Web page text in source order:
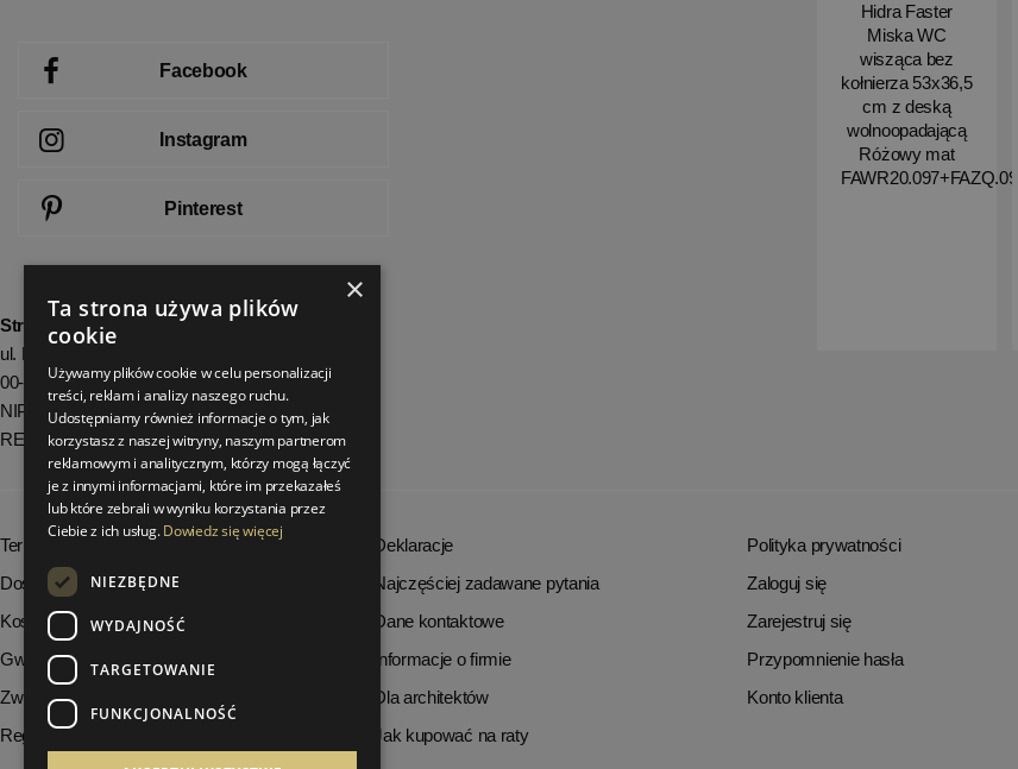
Hidra Faster
Miska WC
wisząca bez
kołnierza 53x36,5
cm z deską
wolnoopadającą
Różowy mat
FAWR20.097+FAZQ.097
Facebook
Instagram
Pinterest
StrefaLuksusu.pl
ul. Bartycka 24/26 Pawilon 227
00-716 Warszawa
NIP: 8251972213
REGON: 06035139
Terminy realizacji zamówień
Dostępność produktów
Koszty dostawy
Gwarancja i serwis
Zwrot towaru
Regulamin
Deklaracje
Najczęściej zadawane pytania
Dane kontaktowe
Informacje o firmie
Dla architektów
Jak kupować na raty
Polityka prywatności
Zaloguj się
Zarejestruj się
Przypomnienie hasła
Konto klienta
×
Ta strona używa plików
cookie
Używamy plików cookie w celu personalizacji
treści, reklam i analizy naszego ruchu.
Udostępniamy również informacje o tym, jak
korzystasz z naszej witryny, naszym partnerom
reklamowym i analitycznym, którzy mogą łączyć
je z innymi informacjami, które im przekazałeś
lub które zebrali w wyniku korzystania przez
Ciebie z ich usług.Dowiedz się więcej
NIEZBĘDNE
WYDAJNOŚĆ
TARGETOWANIE
FUNKCJONALNOŚĆ